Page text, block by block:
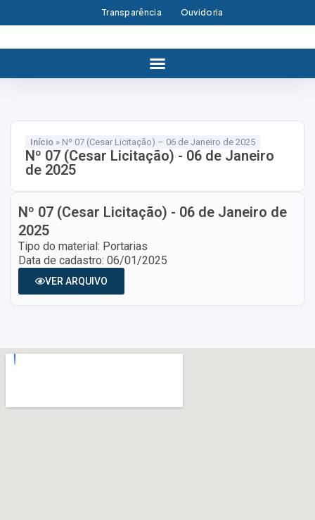
Transparência Ouvidoria
Início » Nº 07 (Cesar Licitação) – 06 de Janeiro de 2025
Nº 07 (Cesar Licitação) - 06 de Janeiro
de 2025
Nº 07 (Cesar Licitação) - 06 de Janeiro de
2025
Tipo do material: Portarias
Data de cadastro: 06/01/2025
VER ARQUIVO